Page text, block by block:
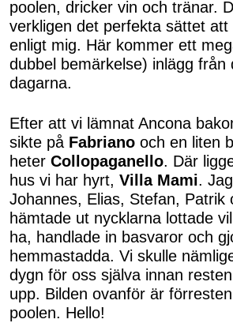
poolen, dricker vin och tränar.
verkligen det perfekta sättet
enligt mig. Här kommer ett
dubbel bemärkelse) inlägg från
dagarna.
Efter att vi lämnat Ancona
sikte på Fabriano och en liten
heter Collopaganello. Där
hus vi har hyrt, Villa Mami.
Johannes, Elias, Stefan, Patrik
hämtade ut nycklarna lottade
ha, handlade in basvaror och
hemmastadda. Vi skulle
dygn för oss själva innan
upp. Bilden ovanför är
poolen. Hello!